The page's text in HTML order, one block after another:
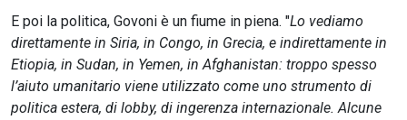
E poi la politica, Govoni è un fiume in piena. "Lo vediamo
direttamente in Siria, in Congo, in Grecia, e indirettamente in
Etiopia, in Sudan, in Yemen, in Afghanistan: troppo spesso
l’aiuto umanitario viene utilizzato come uno strumento di
politica estera, di lobby, di ingerenza internazionale. Alcune